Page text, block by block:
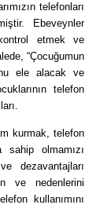
telefonları
Ebeveynler
kontrol etmek ve
“Çocuğumun
ele alacak ve
telefon
kurmak, telefon
sahip olmamızı
dezavantajları
ve nedenlerini
kullanımını